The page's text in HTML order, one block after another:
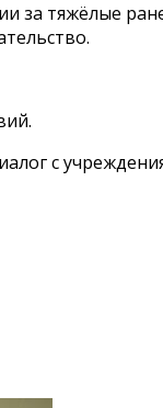
за тяжёлые
с